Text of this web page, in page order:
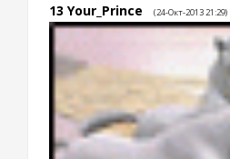
13 Your_Prince (24-Окт-2013 21:29)